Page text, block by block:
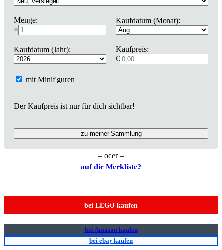
Menge:
×
Kaufdatum (Monat):
Kaufdatum (Jahr):
Kaufpreis:
€
mit Minifiguren
Der Kaufpreis ist nur für dich sichtbar!
zu meiner Sammlung
– oder –
auf die Merkliste?
bei LEGO kaufen
bei Amazon kaufen
bei ebay kaufen